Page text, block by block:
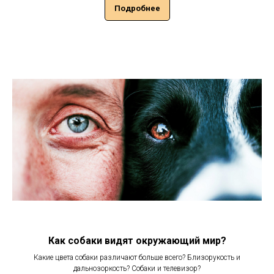
Подробнее
Как собаки видят окружающий мир?
Какие цвета собаки различают больше всего? Близорукость и
дальнозоркость? Собаки и телевизор?